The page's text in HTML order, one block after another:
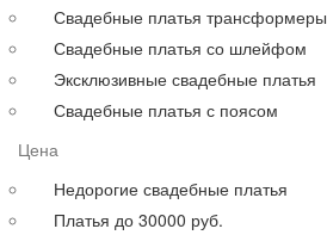
Свадебные платья трансформеры
Свадебные платья со шлейфом
Эксклюзивные свадебные платья
Свадебные платья с поясом
Цена
Недорогие свадебные платья
Платья до 30000 руб.